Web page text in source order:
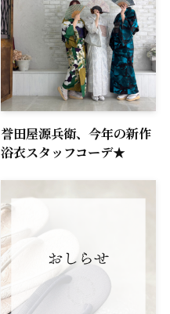
誉田屋源兵衛、今年の新作
浴衣スタッフコーデ★